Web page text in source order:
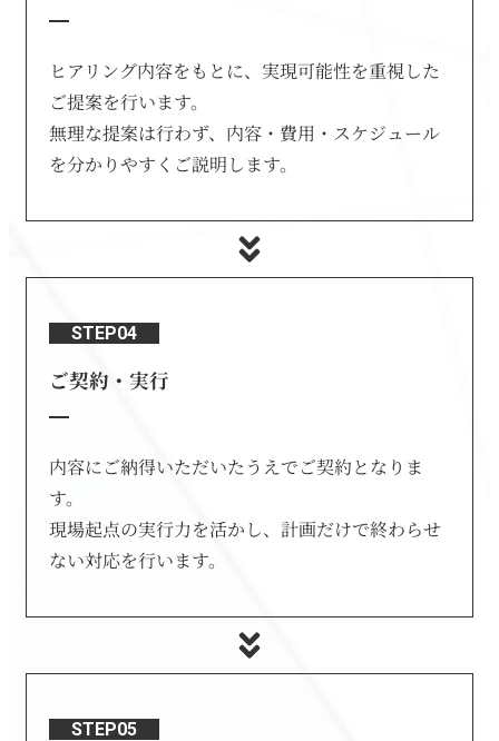
ヒアリング内容をもとに、実現可能性を重視した
ご提案を行います。
無理な提案は行わず、内容・費用・スケジュール
を分かりやすくご説明します。
STEP04
ご契約・実行
内容にご納得いただいたうえでご契約となりま
す。
現場起点の実行力を活かし、計画だけで終わらせ
ない対応を行います。
STEP05